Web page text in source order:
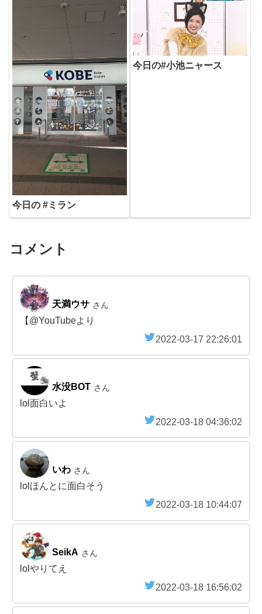
今日の #ミラン
今日の#小池ニャース
コメント
天満ウサ さん
【@YouTubeより
2022-03-17 22:26:01
水没BOT さん
lol面白いよ
2022-03-18 04:36:02
いわ さん
lolほんとに面白そう
2022-03-18 10:44:07
SeikA さん
lolやりてえ
2022-03-18 16:56:02